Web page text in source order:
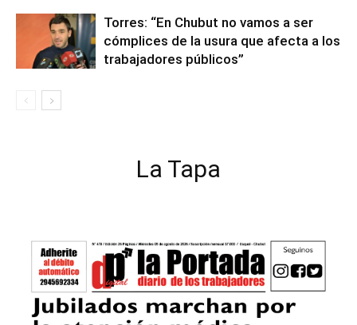
Torres: “En Chubut no vamos a ser
cómplices de la usura que afecta a los
trabajadores públicos”
La Tapa